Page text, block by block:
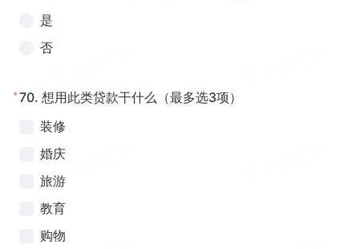
是
否
*70. 想用此类贷款干什么（最多选3项）
装修
婚庆
旅游
教育
购物